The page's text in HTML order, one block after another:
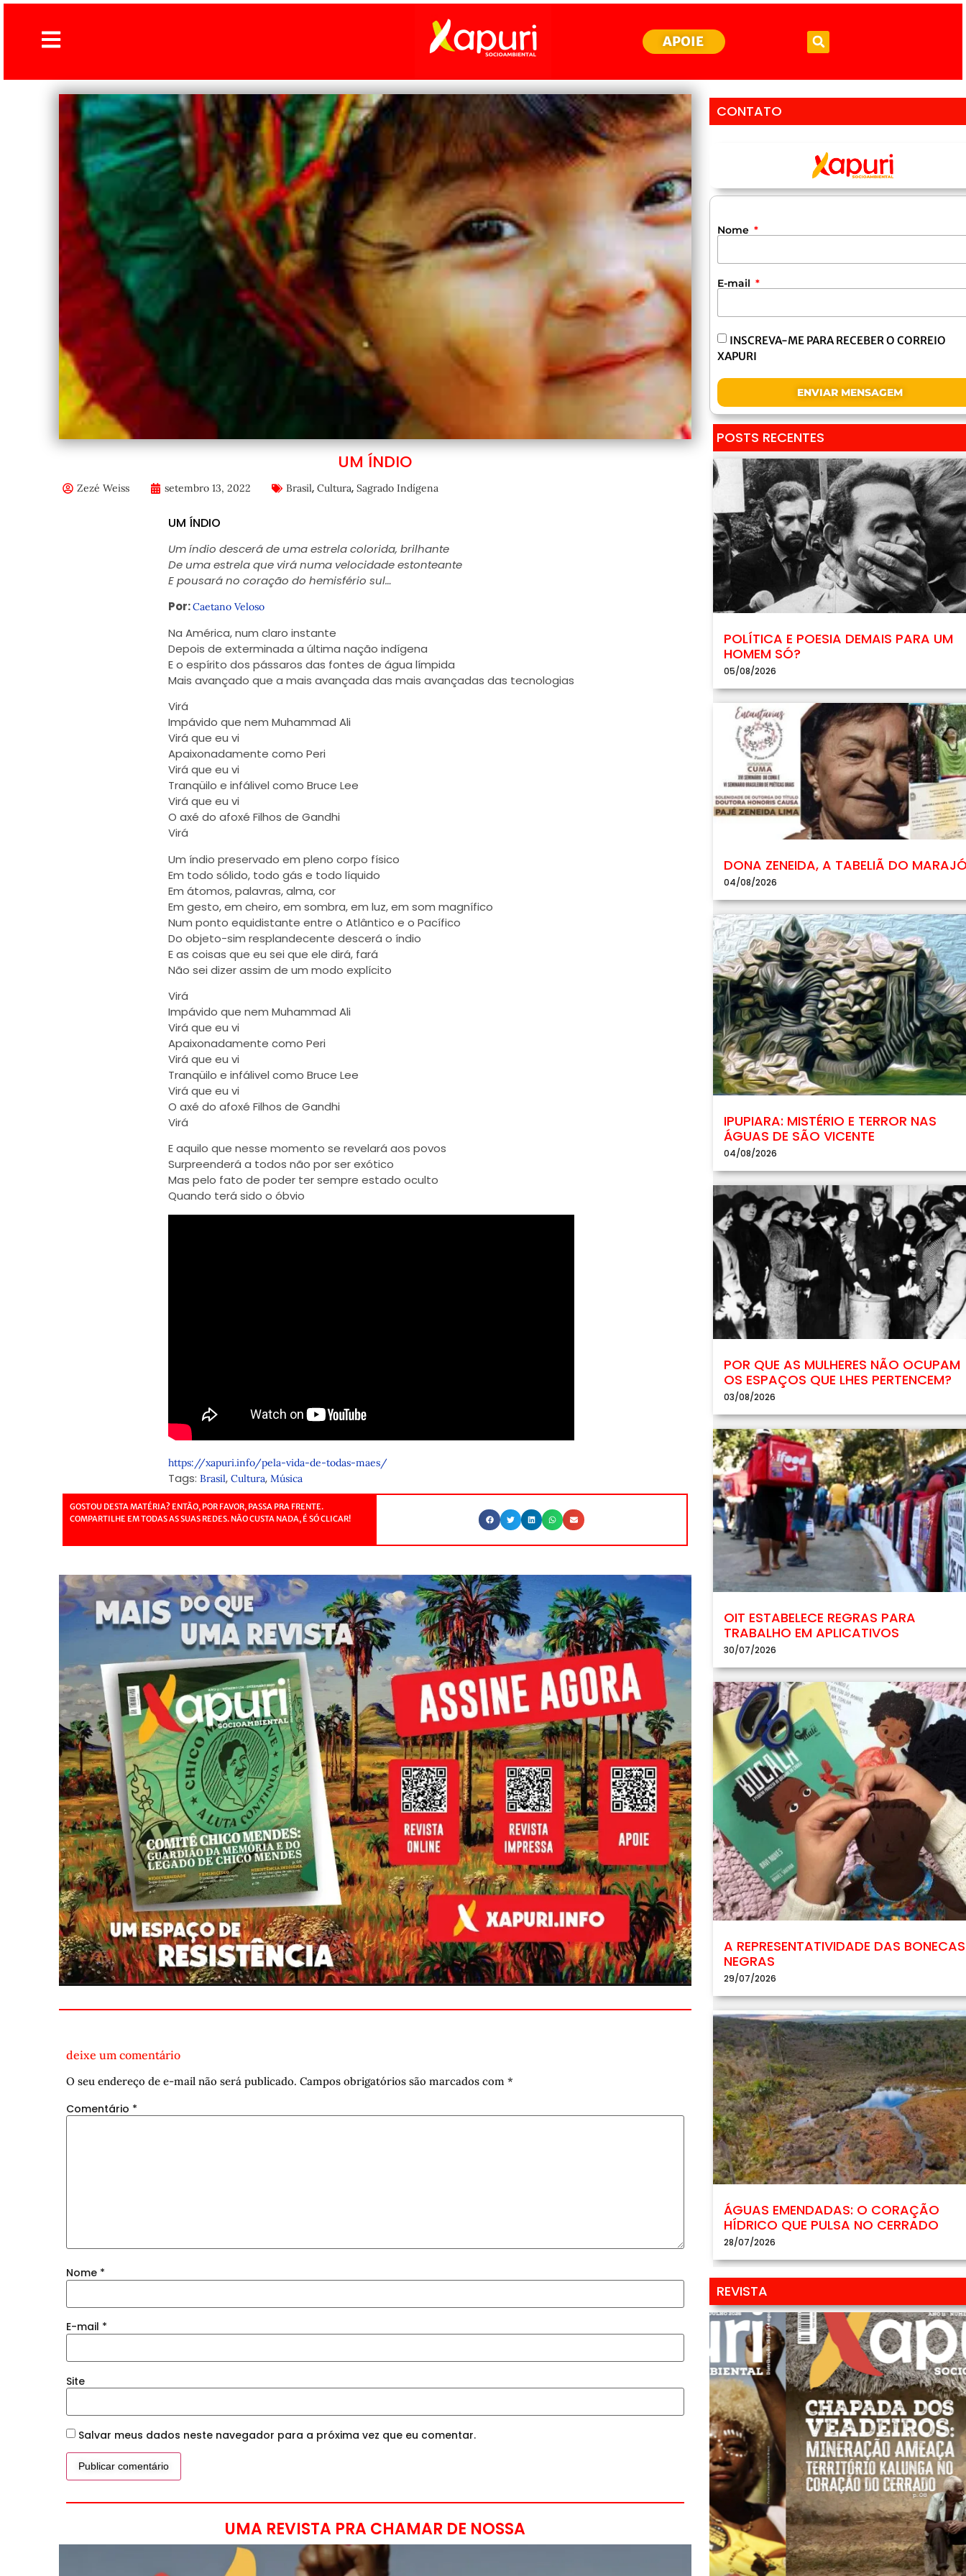
APOIE
UM ÍNDIO
Zezé Weiss setembro 13, 2022 Brasil, Cultura, Sagrado Indígena
UM ÍNDIO
Um índio descerá de uma estrela colorida, brilhante
De uma estrela que virá numa velocidade estonteante
E pousará no coração do hemisfério sul…
Por:Caetano Veloso
Na América, num claro instante
Depois de exterminada a última nação indígena
E o espírito dos pássaros das fontes de água límpida
Mais avançado que a mais avançada das mais avançadas das tecnologias
Virá
Impávido que nem Muhammad Ali
Virá que eu vi
Apaixonadamente como Peri
Virá que eu vi
Tranqüilo e infálivel como Bruce Lee
Virá que eu vi
O axé do afoxé Filhos de Gandhi
Virá
Um índio preservado em pleno corpo físico
Em todo sólido, todo gás e todo líquido
Em átomos, palavras, alma, cor
Em gesto, em cheiro, em sombra, em luz, em som magnífico
Num ponto equidistante entre o Atlântico e o Pacífico
Do objeto-sim resplandecente descerá o índio
E as coisas que eu sei que ele dirá, fará
Não sei dizer assim de um modo explícito
Virá
Impávido que nem Muhammad Ali
Virá que eu vi
Apaixonadamente como Peri
Virá que eu vi
Tranqüilo e infálivel como Bruce Lee
Virá que eu vi
O axé do afoxé Filhos de Gandhi
Virá
E aquilo que nesse momento se revelará aos povos
Surpreenderá a todos não por ser exótico
Mas pelo fato de poder ter sempre estado oculto
Quando terá sido o óbvio
https://xapuri.info/pela-vida-de-todas-maes/
Tags:Brasil,Cultura,Música
GOSTOU DESTA MATÉRIA? ENTÃO, POR FAVOR, PASSA PRA FRENTE.
COMPARTILHE EM TODAS AS SUAS REDES. NÃO CUSTA NADA, É SÓ CLICAR!
deixe um comentário
O seu endereço de e-mail não será publicado. Campos obrigatórios são marcados com *
Comentário *
Nome *
E-mail *
Site
Salvar meus dados neste navegador para a próxima vez que eu comentar.
UMA REVISTA PRA CHAMAR DE NOSSA
CONTATO
Nome
E-mail
INSCREVA-ME PARA RECEBER O CORREIO
XAPURI
ENVIAR MENSAGEM
POSTS RECENTES
POLÍTICA E POESIA DEMAIS PARA UM
HOMEM SÓ?
05/08/2026
DONA ZENEIDA, A TABELIÃ DO
04/08/2026
IPUPIARA: MISTÉRIO E TERROR NAS
ÁGUAS DE SÃO VICENTE
04/08/2026
POR QUE AS MULHERES NÃO OCUPAM
OS ESPAÇOS QUE LHES PERTENCEM?
03/08/2026
OIT ESTABELECE REGRAS PARA
TRABALHO EM APLICATIVOS
30/07/2026
A REPRESENTATIVIDADE DAS BONECAS
NEGRAS
29/07/2026
ÁGUAS EMENDADAS: O CORAÇÃO
HÍDRICO QUE PULSA NO CERRADO
28/07/2026
REVISTA